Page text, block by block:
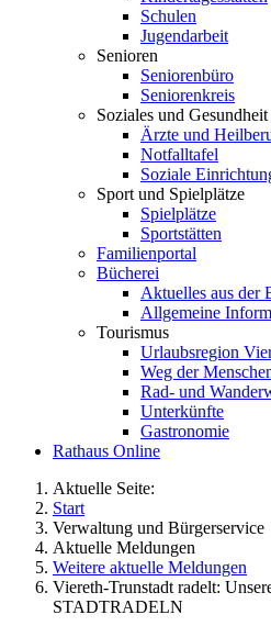
Schulen
Jugendarbeit
Senioren
Seniorenbüro
Seniorenkreis
Soziales und Gesundheit
Ärzte und
Notfalltafel
Soziale
Sport und Spielplätze
Spielplätze
Sportstätten
Familienportal
Bücherei
Aktuelles aus der
Allgemeine
Tourismus
Urlaubsregion
Weg der
Rad- und
Unterkünfte
Gastronomie
Rathaus Online
Aktuelle Seite:
Start
Verwaltung und Bürgerservice
Aktuelle Meldungen
Weitere aktuelle Meldungen
Viereth-Trunstadt radelt:
STADTRADELN